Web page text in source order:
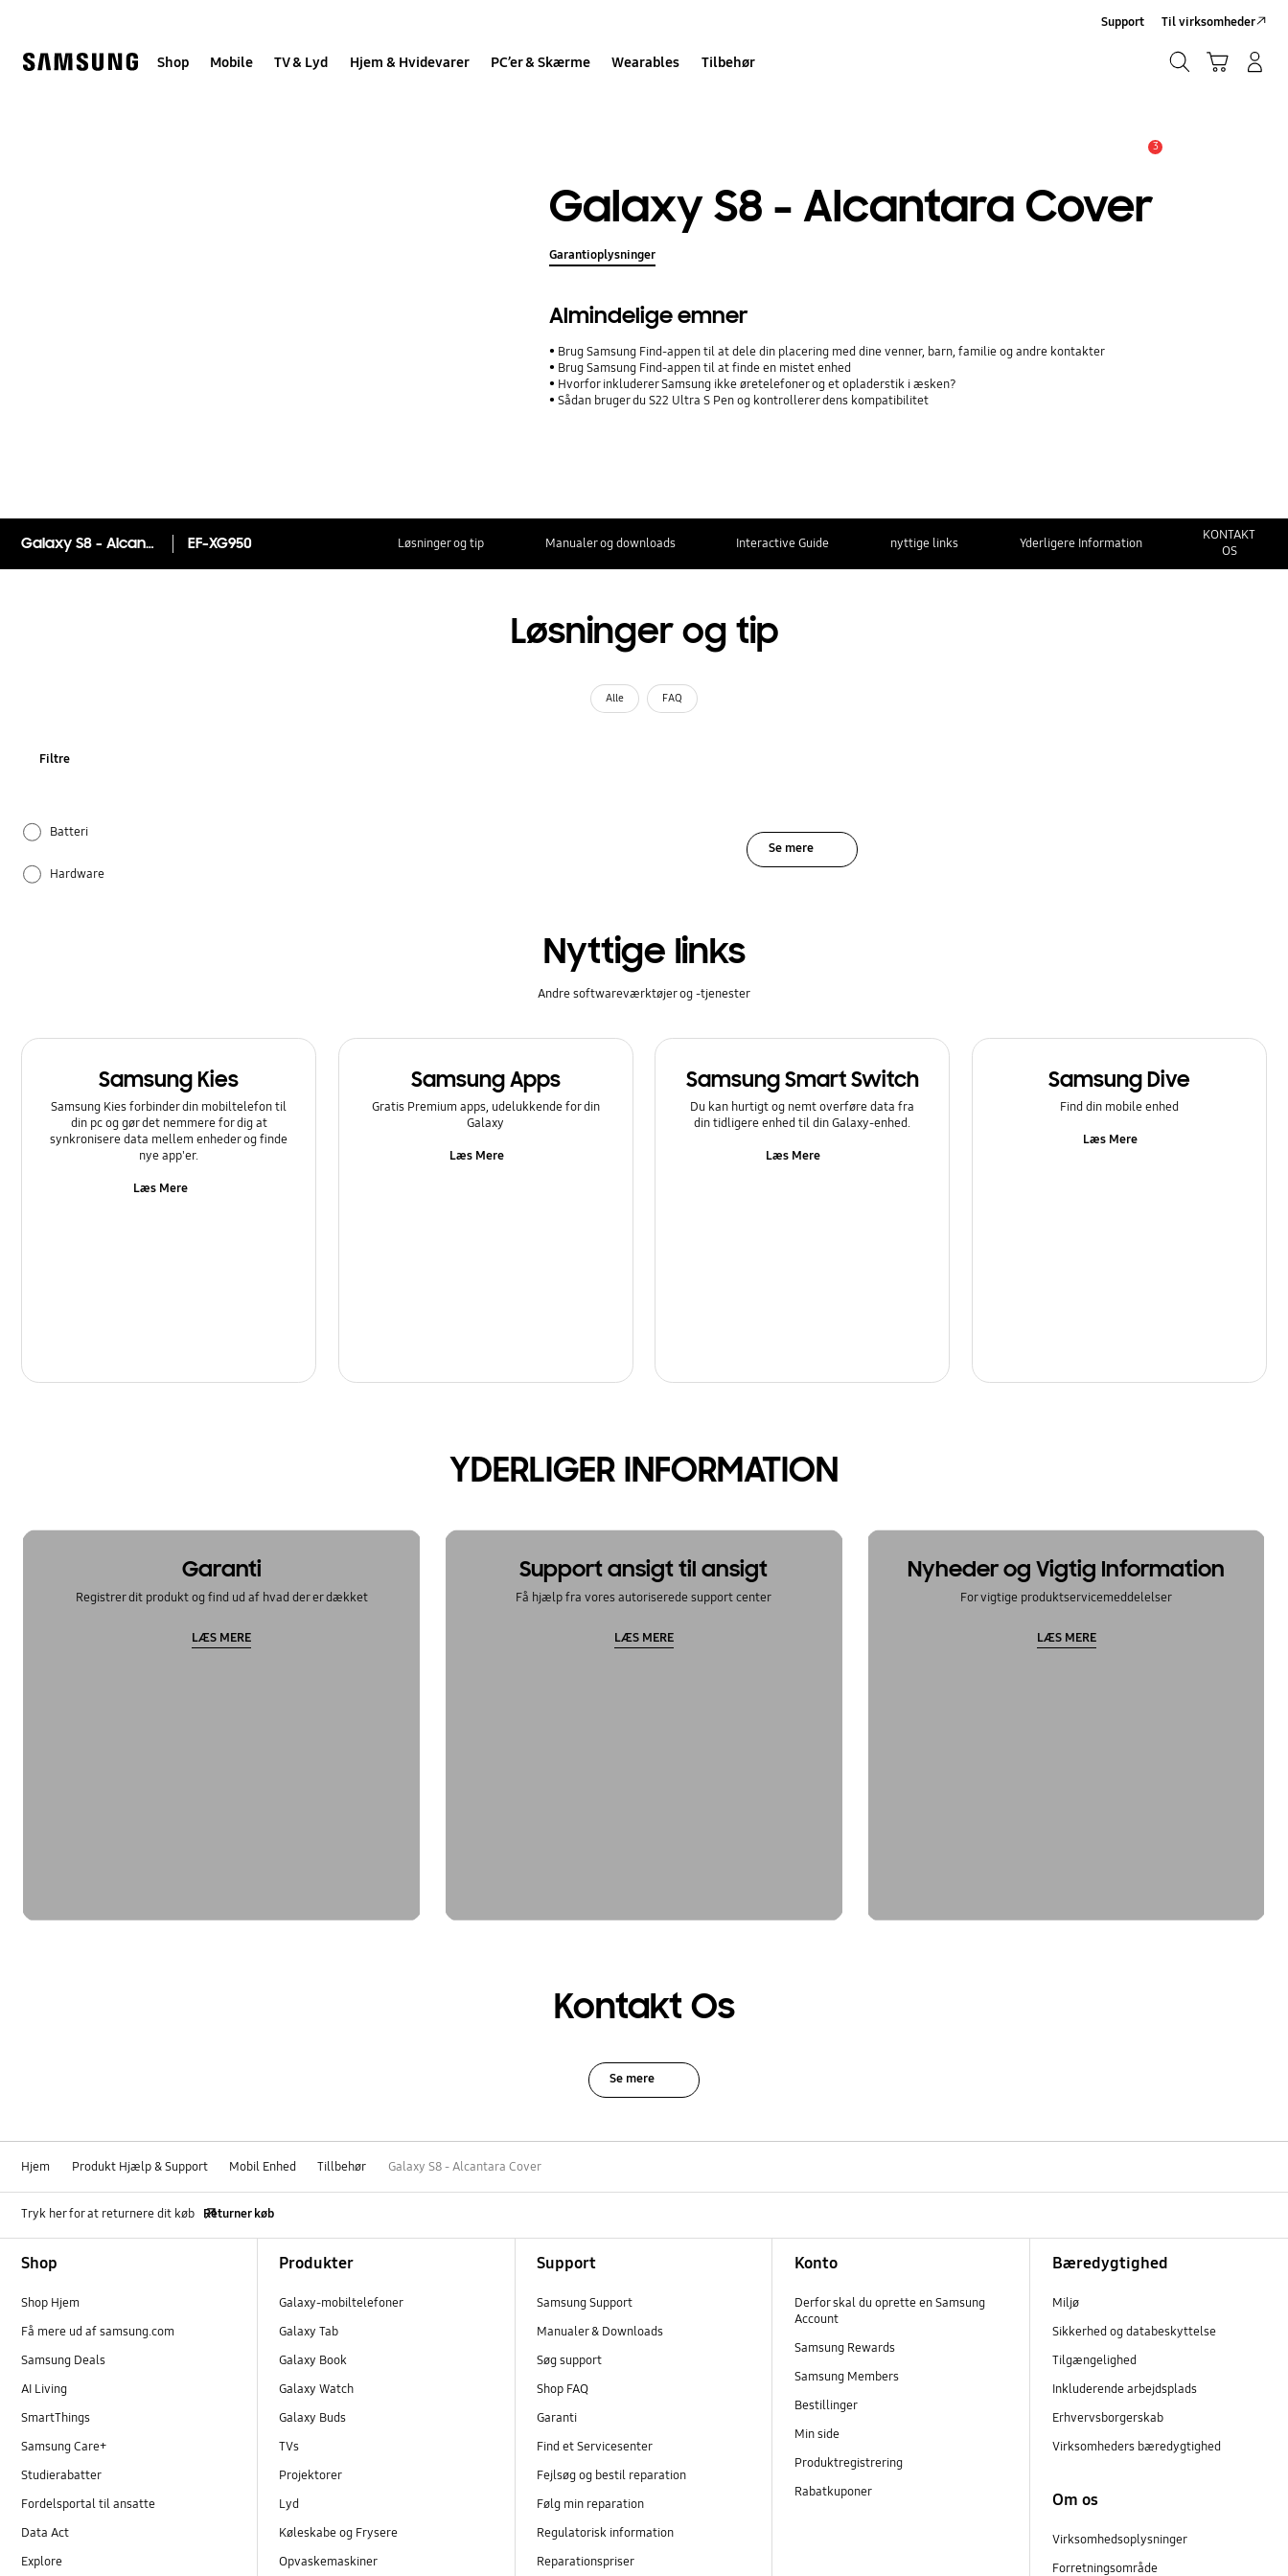
Shop Mobile TV & Lyd Hjem & Hvidevarer PC’er & Skærme Wearables Tilbehør
Support Til virksomheder
3
Galaxy S8 - Alcantara Cover
Garantioplysninger
Almindelige emner
Brug Samsung Find-appen til at dele din placering med dine venner, barn, familie og andre kontakter
Brug Samsung Find-appen til at finde en mistet enhed
Hvorfor inkluderer Samsung ikke øretelefoner og et opladerstik i æsken?
Sådan bruger du S22 Ultra S Pen og kontrollerer dens kompatibilitet
Galaxy S8 - Alcantara Cover EF-XG950 Løsninger og tip Manualer og downloads Interactive Guide nyttige links Yderligere Information
KONTAKT
OS
Løsninger og tip
Alle FAQ
Filtre
Batteri
Hardware
Se mere
Nyttige links
Andre softwareværktøjer og -tjenester
Samsung Kies
Samsung Kies forbinder din mobiltelefon til
din pc og gør det nemmere for dig at
synkronisere data mellem enheder og finde
nye app'er.
Læs Mere
Samsung Apps
Gratis Premium apps, udelukkende for din
Galaxy
Læs Mere
Samsung Smart Switch
Du kan hurtigt og nemt overføre data fra
din tidligere enhed til din Galaxy-enhed.
Læs Mere
Samsung Dive
Find din mobile enhed
Læs Mere
YDERLIGER INFORMATION
Garanti
Registrer dit produkt og find ud af hvad der er dækket
LÆS MERE
Support ansigt til ansigt
Få hjælp fra vores autoriserede support center
LÆS MERE
Nyheder og Vigtig Information
For vigtige produktservicemeddelelser
LÆS MERE
Kontakt Os
Se mere
Hjem Produkt Hjælp & Support Mobil Enhed Tillbehør Galaxy S8 - Alcantara Cover
Tryk her for at returnere dit køb Returner køb
Shop
Shop Hjem
Få mere ud af samsung.com
Samsung Deals
AI Living
SmartThings
Samsung Care+
Studierabatter
Fordelsportal til ansatte
Data Act
Explore
Produkter
Galaxy-mobiltelefoner
Galaxy Tab
Galaxy Book
Galaxy Watch
Galaxy Buds
TVs
Projektorer
Lyd
Køleskabe og Frysere
Opvaskemaskiner
Support
Samsung Support
Manualer & Downloads
Søg support
Shop FAQ
Garanti
Find et Servicesenter
Fejlsøg og bestil reparation
Følg min reparation
Regulatorisk information
Reparationspriser
Konto
Derfor skal du oprette en Samsung
Account
Samsung Rewards
Samsung Members
Bestillinger
Min side
Produktregistrering
Rabatkuponer
Bæredygtighed
Miljø
Sikkerhed og databeskyttelse
Tilgængelighed
Inkluderende arbejdsplads
Erhvervsborgerskab
Virksomheders bæredygtighed
Om os
Virksomhedsoplysninger
Forretningsområde